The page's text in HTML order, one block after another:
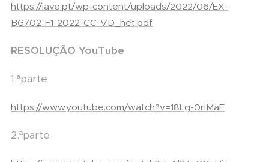
https://iave.pt/wp-content/uploads/2022/06/EX-
BG702-F1-2022-CC-VD_net.pdf
RESOLUÇÃO YouTube
1.ªparte
https://www.youtube.com/watch?v=18Lg-0rIMaE
2.ªparte